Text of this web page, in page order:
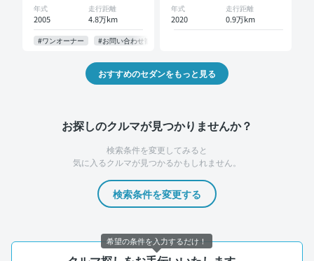
年式
2005
走行距離
4.8万km
#ワンオーナー #お問い合わせ歓迎
年式
2020
走行距離
0.9万km
おすすめのセダンをもっと見る
お探しのクルマが見つかりませんか？
検索条件を変更してみると
気に入るクルマが見つかるかもしれません。
検索条件を変更する
希望の条件を入力するだけ！